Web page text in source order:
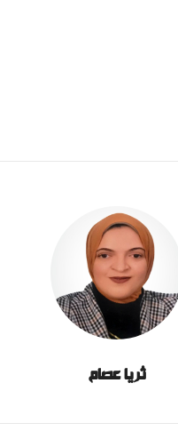
ثريا عصام